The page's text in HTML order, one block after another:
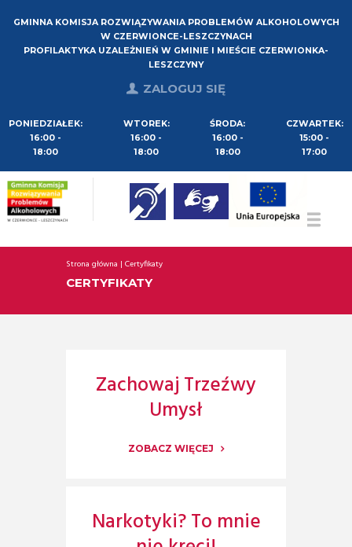
GMINNA KOMISJA ROZWIĄZYWANIA PROBLEMÓW ALKOHOLOWYCH
W CZERWIONCE-LESZCZYNACH
PROFILAKTYKA UZALEŻNIEŃ W GMINIE I MIEŚCIE CZERWIONKA-
LESZCZYNY
ZALOGUJ SIĘ
PONIEDZIAŁEK:
16:00 -
18:00
WTOREK:
16:00 -
18:00
ŚRODA:
16:00 -
18:00
CZWARTEK:
15:00 -
17:00
Strona główna Certyfikaty
CERTYFIKATY
Zachowaj Trzeźwy
Umysł
ZOBACZ WIĘCEJ
Narkotyki? To mnie